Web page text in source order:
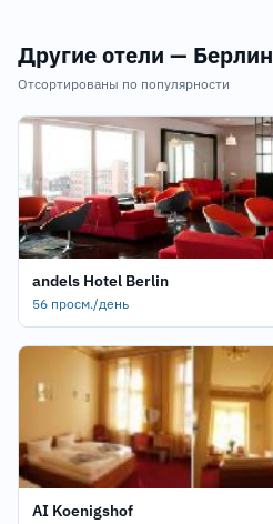
Другие отели — Берлин
Отсортированы по популярности
andels Hotel Berlin
56 просм./день
AI Koenigshof